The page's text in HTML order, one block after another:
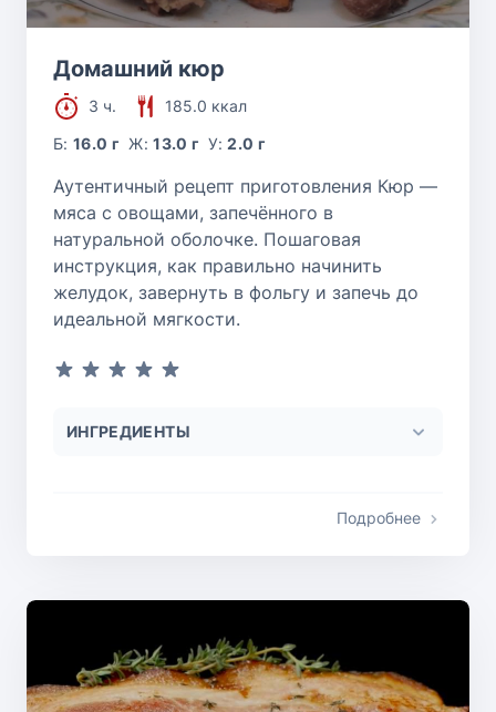
Домашний кюр
3 ч.
185.0 ккал
Б:16.0 г Ж:13.0 г У:2.0 г
Аутентичный рецепт приготовления Кюр —
мяса с овощами, запечённого в
натуральной оболочке. Пошаговая
инструкция, как правильно начинить
желудок, завернуть в фольгу и запечь до
идеальной мягкости.
ИНГРЕДИЕНТЫ
Подробнее